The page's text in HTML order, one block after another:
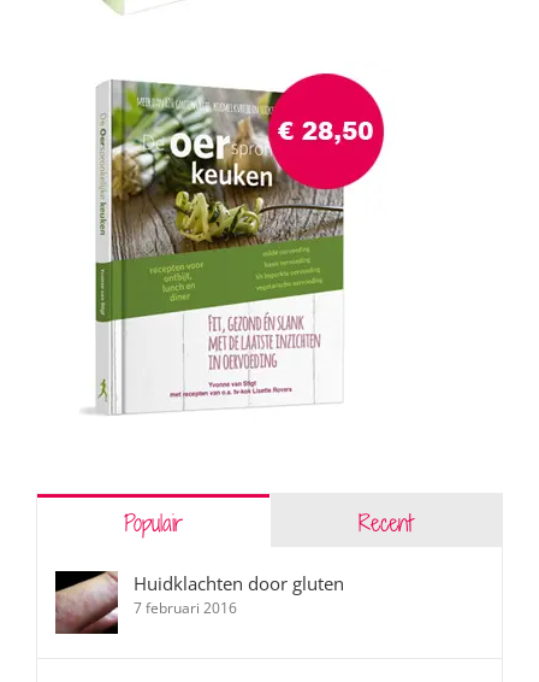
Populair Recent
Huidklachten door gluten
7 februari 2016